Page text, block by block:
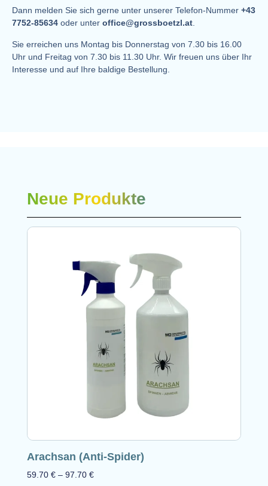
Dann melden Sie sich gerne unter unserer Telefon-Nummer +43
7752-85634 oder unter office@grossboetzl.at
Sie erreichen uns Montag bis Donnerstag von 7.30 bis 16.00
Uhr und Freitag von 7.30 bis 11.30 Uhr. Wir freuen uns über Ihr
Interesse und auf Ihre baldige Bestellung.
Neue Produkte
Arachsan (Anti-Spider)
59.70 € – 97.70 €